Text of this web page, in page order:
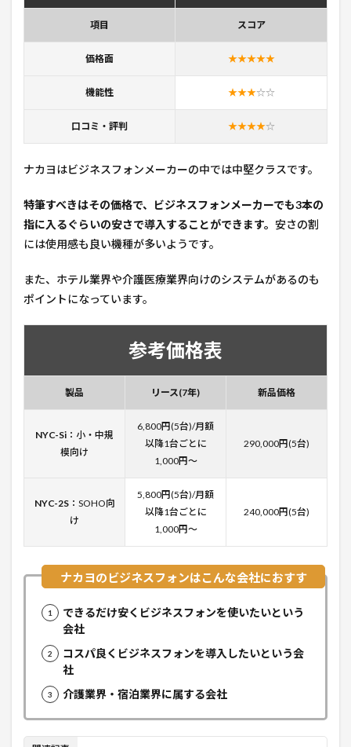
項目 スコア
価格面 ★★★★★
機能性 ★★★☆☆
口コミ・評判 ★★★★☆
ナカヨはビジネスフォンメーカーの中では中堅クラスです。
特筆すべきはその価格で、ビジネスフォンメーカーでも3本の
指に入るぐらいの安さで導入することができます。 安さの割
には使用感も良い機種が多いようです。
また、ホテル業界や介護医療業界向けのシステムがあるのも
ポイントになっています。
参考価格表
製品 リース(7年) 新品価格
NYC-Si ：小・中規
模向け
6,800円(5台)/月額
以降1台ごとに
1,000円〜
290,000円(5台)
NYC-2S：SOHO向
け
5,800円(5台)/月額
以降1台ごとに
1,000円〜
240,000円(5台)
できるだけ安くビジネスフォンを使いたいという
会社
コスパ良くビジネスフォンを導入したいという会
社
介護業界・宿泊業界に属する会社